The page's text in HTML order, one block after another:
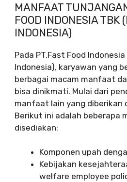
MANFAAT
FOOD INDONESIA TBK
INDONESIA)
Pada PT.Fast Food Indonesia
Indonesia), karyawan yang
berbagai macam manfaat
bisa dinikmati. Mulai dari
manfaat lain yang diberikan
Berikut ini adalah beberapa
disediakan:
Komponen upah
Kebijakan
welfare employee